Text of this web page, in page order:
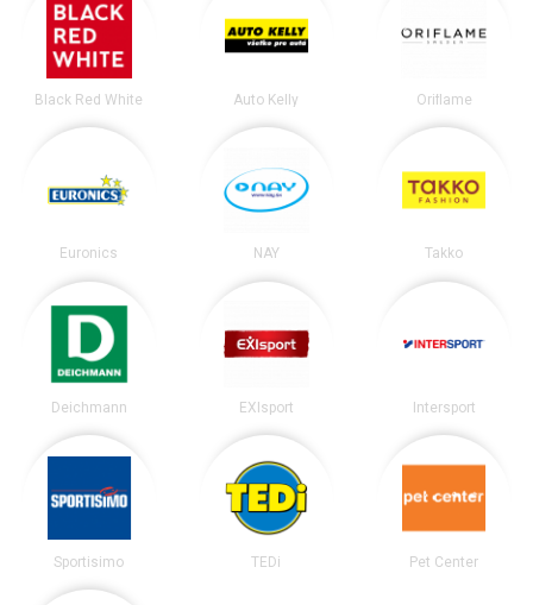
Black Red White Auto Kelly Oriflame
Euronics NAY Takko
Deichmann EXIsport Intersport
Sportisimo TEDi Pet Center